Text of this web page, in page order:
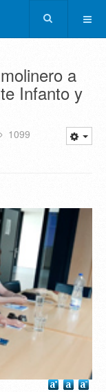
a
Infanto y
1099